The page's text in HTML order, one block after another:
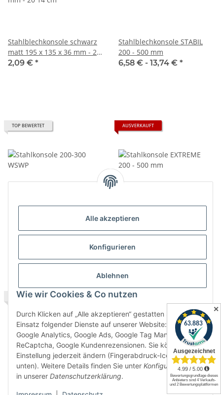
Stahlblechkonsole schwarz
matt 195 x 135 x 36 mm - 20
14 cm
2,09 € *
Stahlblechkonsole STABIL
200 - 500 mm
6,58 € - 13,74 € *
TOP BEWERTET
2,58 € -3,25 €*
AUSVERKAUFT
500 mm
10,12 € -16,94 €*
TOP BEWERTET
500 mm
AUF LAGER
Unsichtbarer
Regalbodenträger CLEAR,
Alle akzeptieren
Konfigurieren
Ablehnen
Wie wir Cookies & Co nutzen
Durch Klicken auf „Alle akzeptieren“ gestatten Sie den
Einsatz folgender Dienste auf unserer Website: YouTube,
Google Analytics, Google Ads, Google Tag Manager,
ReCaptcha, Google Kundenrezensionen. Sie können die
Einstellung jederzeit ändern (Fingerabdruck-Icon links
unten). Weitere Details finden Sie unter Konfigurierenund
in unserer Datenschutzerklärung.
✕